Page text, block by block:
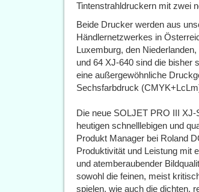
Tintenstrahldruckern mit zwei
Beide Drucker werden aus
Händlernetzwerkes in
Luxemburg, den
und 64 XJ-640 sind die
eine außergewöhnliche
Sechsfarbdruck
Die neue SOLJET PRO III
heutigen schnelllebigen und
Produkt Manager bei Roland
Produktivität und Leistung mit
und atemberaubender
sowohl die feinen, meist
spielen, wie auch die dichten,